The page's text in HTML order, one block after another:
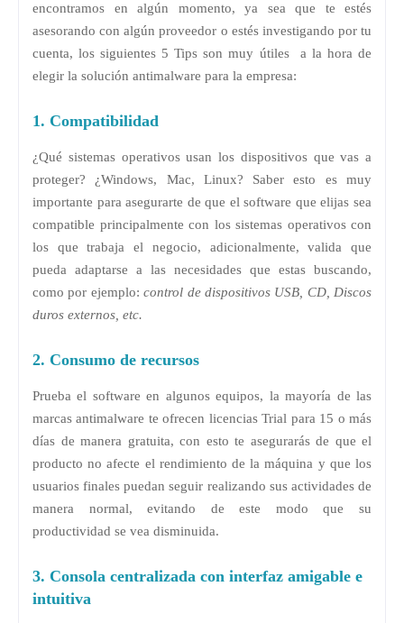
encontramos en algún momento, ya sea que te estés
asesorando con algún proveedor o estés investigando por tu
cuenta, los siguientes 5 Tips son muy útiles a la hora de
elegir la solución antimalware para la empresa:
1. Compatibilidad
¿Qué sistemas operativos usan los dispositivos que vas a
proteger? ¿Windows, Mac, Linux? Saber esto es muy
importante para asegurarte de que el software que elijas sea
compatible principalmente con los sistemas operativos con
los que trabaja el negocio, adicionalmente, valida que
pueda adaptarse a las necesidades que estas buscando,
como por ejemplo:control de dispositivos USB, CD, Discos
duros externos, etc.
2. Consumo de recursos
Prueba el software en algunos equipos, la mayoría de las
marcas antimalware te ofrecen licencias Trial para 15 o más
días de manera gratuita, con esto te asegurarás de que el
producto no afecte el rendimiento de la máquina y que los
usuarios finales puedan seguir realizando sus actividades de
manera normal, evitando de este modo que su
productividad se vea disminuida.
3. Consola centralizada con interfaz amigable e
intuitiva